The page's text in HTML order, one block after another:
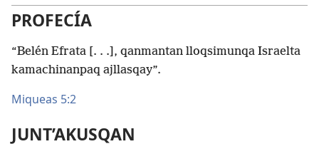
PROFECÍA
“Belén Efrata [. . .], qanmantan lloqsimunqa Israelta
kamachinanpaq ajllasqay”.
Miqueas 5:2
JUNT’AKUSQAN